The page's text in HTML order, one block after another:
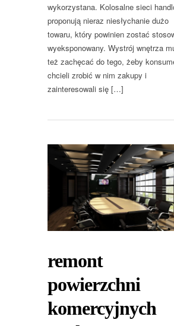
wykorzystana. Kolosalne sieci
proponują nieraz niesłychanie dużo
towaru, który powinien zostać
wyeksponowany. Wystrój wnętrza
też zachęcać do tego, żeby
chcieli zrobić w nim zakupy i
zainteresowali się […]
remont
powierzchni
komercyjnych